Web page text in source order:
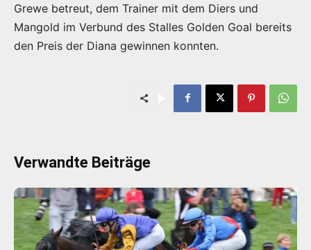
Grewe betreut, dem Trainer mit dem Diers und
Mangold im Verbund des Stalles Golden Goal bereits
den Preis der Diana gewinnen konnten.
Verwandte Beiträge